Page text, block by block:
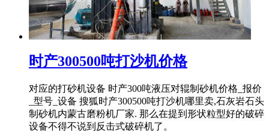
时产300500吨打沙机价格
对应的打砂机设备 时产300吨液压对辊制砂机价格_报价
_型号_设备 搜狐时产300500吨打沙机哪里卖,石灰岩石头
制砂机内蒙古磨粉机厂家. 那么在提到形状粒型好的破碎
设备不得不说到反击式破碎机了。